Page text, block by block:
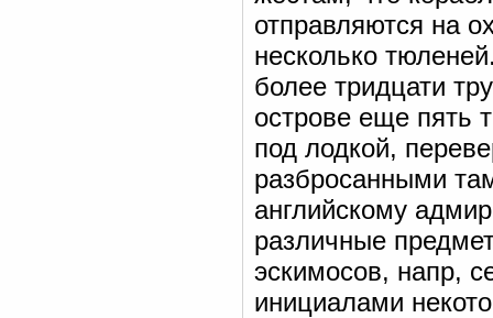
отправляются на
несколько
более тридцати
острове еще пять
под лодкой,
разбросанными
английскому
различные
эскимосов, напр,
инициалами